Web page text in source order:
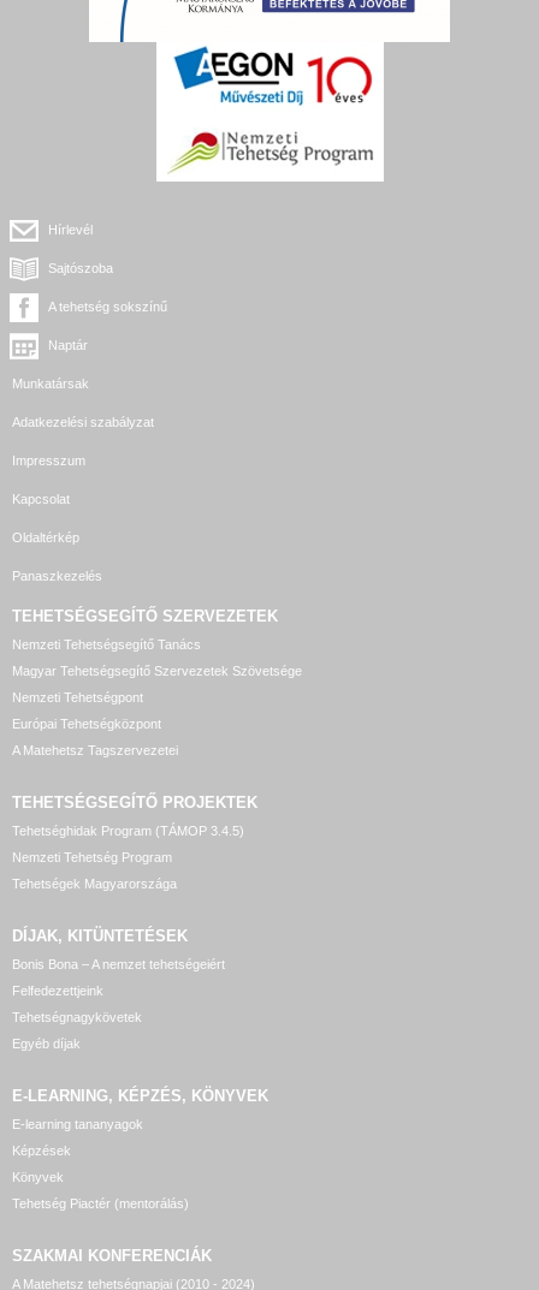
Hírlevél
Sajtószoba
A tehetség sokszínű
Naptár
Munkatársak
Adatkezelési szabályzat
Impresszum
Kapcsolat
Oldaltérkép
Panaszkezelés
TEHETSÉGSEGÍTŐ SZERVEZETEK
Nemzeti Tehetségsegítő Tanács
Magyar Tehetségsegítő Szervezetek Szövetsége
Nemzeti Tehetségpont
Európai Tehetségközpont
A Matehetsz Tagszervezetei
TEHETSÉGSEGÍTŐ PROJEKTEK
Tehetséghidak Program (TÁMOP 3.4.5)
Nemzeti Tehetség Program
Tehetségek Magyarországa
DÍJAK, KITÜNTETÉSEK
Bonis Bona – A nemzet tehetségeiért
Felfedezettjeink
Tehetségnagykövetek
Egyéb díjak
E-LEARNING, KÉPZÉS, KÖNYVEK
E-learning tananyagok
Képzések
Könyvek
Tehetség Piactér (mentorálás)
SZAKMAI KONFERENCIÁK
A Matehetsz tehetségnapjai (2010 - 2024)